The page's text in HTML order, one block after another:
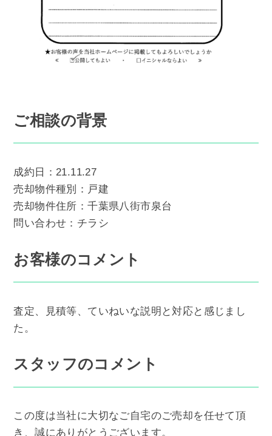
ご相談の背景
成約日：21.11.27
売却物件種別：戸建
売却物件住所：千葉県八街市泉台
問い合わせ：チラシ
お客様のコメント
査定、見積等、ていねいな説明と対応と感じまし
た。
スタッフのコメント
この度は当社に大切なご自宅のご売却を任せて頂
き、誠にありがとうございます。